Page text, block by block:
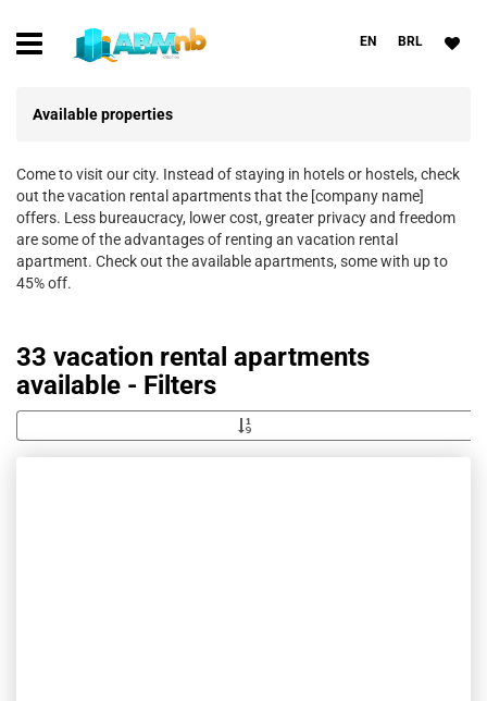
EN BRL
Available properties
Come to visit our city. Instead of staying in hotels or hostels, check
out the vacation rental apartments that the [company name]
offers. Less bureaucracy, lower cost, greater privacy and freedom
are some of the advantages of renting an vacation rental
apartment. Check out the available apartments, some with up to
45% off.
33 vacation rental apartments
available - Filters